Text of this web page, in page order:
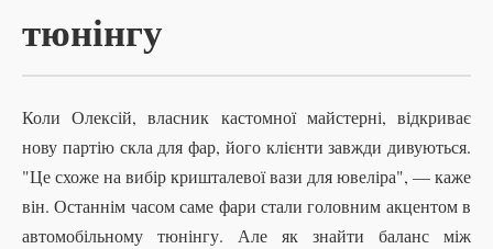
тюнінгу
Коли Олексій, власник кастомної майстерні, відкриває
нову партію скла для фар, його клієнти завжди дивуються.
"Це схоже на вибір кришталевої вази для ювеліра", — каже
він. Останнім часом саме фари стали головним акцентом в
автомобільному тюнінгу. Але як знайти баланс між